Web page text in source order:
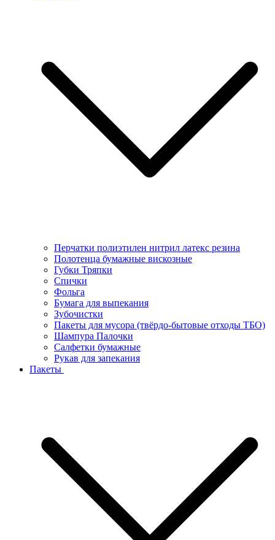
Перчатки полиэтилен нитрил латекс резина
Полотенца бумажные вискозные
Губки Тряпки
Спички
Фольга
Бумага для выпекания
Зубочистки
Пакеты для мусора (твёрдо-бытовые отходы ТБО)
Шампура Палочки
Салфетки бумажные
Рукав для запекания
Пакеты